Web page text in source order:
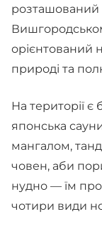
розташований
орієнтований
природі та
На території є
японська
мангалом,
човен, аби
нудно — їм
чотири види